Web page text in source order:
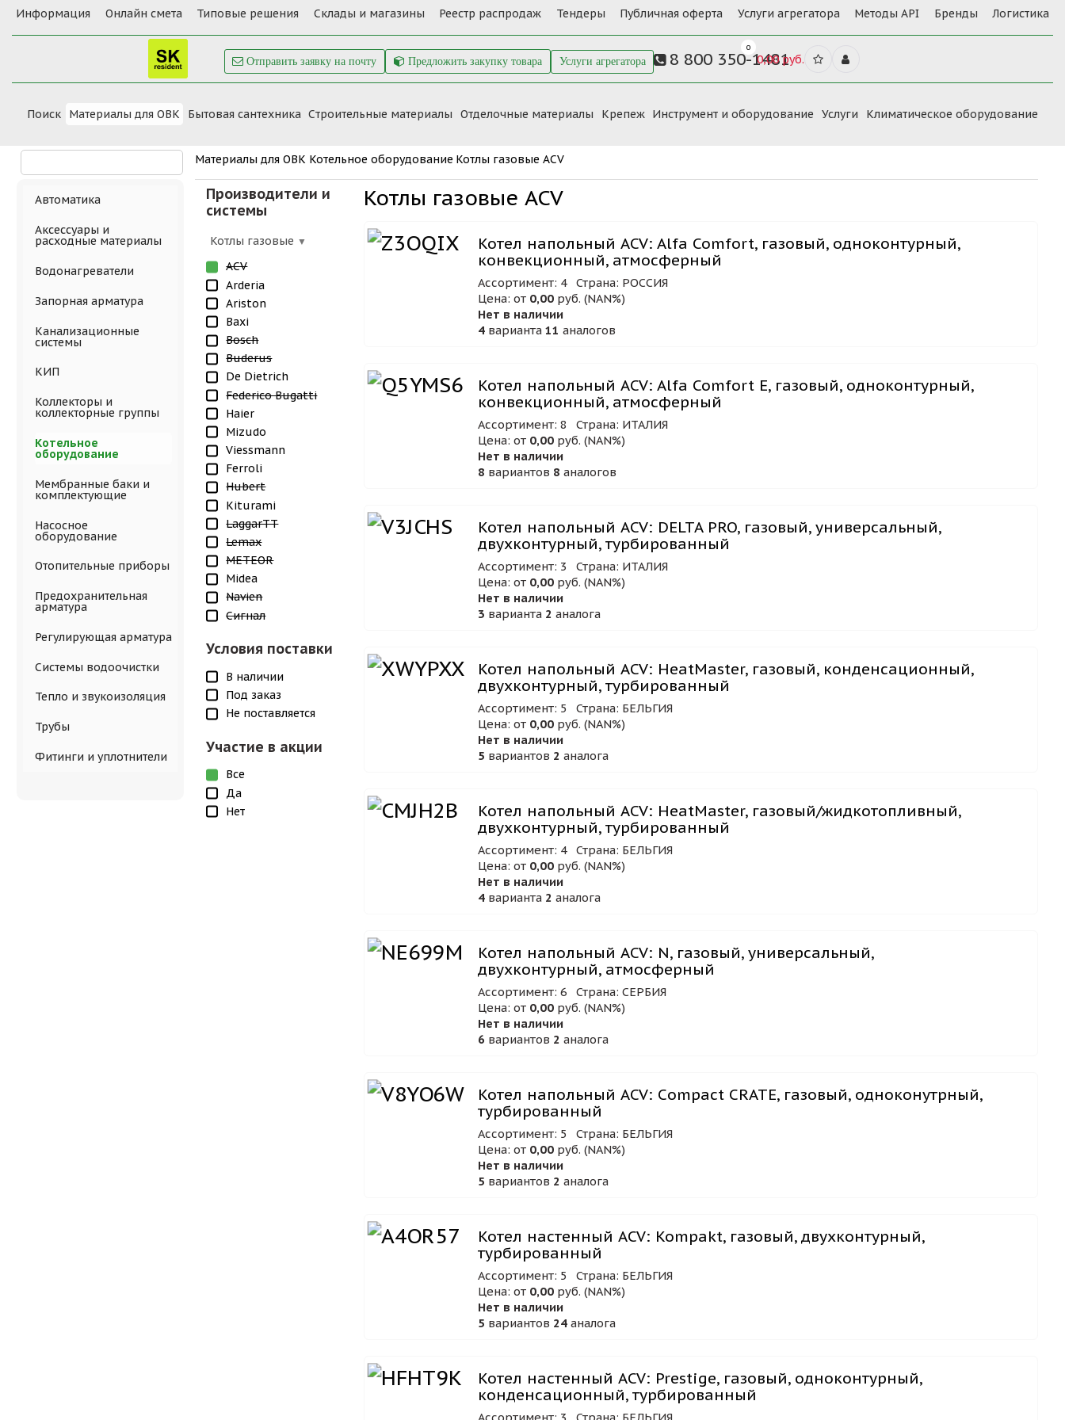
Информация Онлайн смета Типовые решения Склады и магазины Реестр распродаж Тендеры Публичная оферта Услуги агрегатора Методы API Бренды Логистика
Отправить заявку на почту Предложить закупку товара Услуги агрегатора 8 800 350-1481
0
0,00 руб.
Поиск Материалы для ОВК Бытовая сантехника Cтроительные материалы Отделочные материалы Крепеж Инструмент и оборудование Услуги Климатическое оборудование
Материалы для ОВК Котельное оборудование Котлы газовые ACV
Производители и
системы
Котлы газовые
ACV
Arderia
Ariston
Baxi
Bosch
Buderus
De Dietrich
Federico Bugatti
Haier
Mizudo
Viessmann
Ferroli
Hubert
Kiturami
LaggarTT
Lemax
METEOR
Midea
Navien
Сигнал
Условия поставки
В наличии
Под заказ
Не поставляется
Участие в акции
Все
Да
Нет
Котлы газовые ACV
Котел напольный ACV: Alfa Comfort, газовый, одноконтурный,
конвекционный, атмосферный
Ассортимент: 4 Страна: РОССИЯ
Цена: от 0,00 руб. (NAN%)
Нет в наличии
4 варианта11 аналогов
Котел напольный ACV: Alfa Comfort E, газовый, одноконтурный,
конвекционный, атмосферный
Ассортимент: 8
Страна: ИТАЛИЯ
Цена: от 0,00 руб. (NAN%)
Нет в наличии
8 вариантов 8 аналогов
Котел напольный ACV: DELTA PRO, газовый, универсальный,
двухконтурный, турбированный
Ассортимент: 3
Страна: ИТАЛИЯ
Цена: от 0,00 руб. (NAN%)
Нет в наличии
3 варианта 2 аналога
Котел напольный ACV: HeatMaster, газовый, конденсационный,
двухконтурный, турбированный
Ассортимент: 5
Страна: БЕЛЬГИЯ
Цена: от 0,00 руб. (NAN%)
Нет в наличии
5 вариантов 2 аналога
Котел напольный ACV: HeatMaster, газовый/жидкотопливный,
двухконтурный, турбированный
Ассортимент: 4 Страна: БЕЛЬГИЯ
Цена: от 0,00 руб. (NAN%)
Нет в наличии
4 варианта 2 аналога
Котел напольный ACV: N, газовый, универсальный,
двухконтурный, атмосферный
Ассортимент: 6
Страна: СЕРБИЯ
Цена: от 0,00 руб. (NAN%)
Нет в наличии
6 вариантов 2 аналога
Котел напольный ACV: Сompact CRATE, газовый, одноконутрный,
турбированный
Ассортимент: 5
Страна: БЕЛЬГИЯ
Цена: от 0,00 руб. (NAN%)
Нет в наличии
5 вариантов 2 аналога
Котел настенный ACV: Kompakt, газовый, двухконтурный,
турбированный
Ассортимент: 5
Страна: БЕЛЬГИЯ
Цена: от 0,00 руб. (NAN%)
Нет в наличии
5 вариантов 24 аналога
Котел настенный ACV: Prestige, газовый, одноконтурный,
конденсационный, турбированный
Ассортимент: 3 Страна: БЕЛЬГИЯ
Автоматика
Аксессуары и
расходные материалы
Водонагреватели
Запорная арматура
Канализационные
системы
КИП
Коллекторы и
коллекторные группы
Котельное
оборудование
Мембранные баки и
комплектующие
Насосное
оборудование
Отопительные приборы
Предохранительная
арматура
Регулирующая арматура
Системы водоочистки
Тепло и звукоизоляция
Трубы
Фитинги и уплотнители